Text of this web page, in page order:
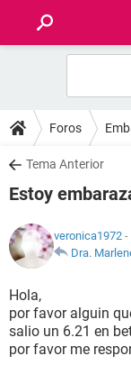
FOROS
SALUD
FAMILIA
NUTRICIÓN
BIENESTAR
SEXUALIDAD
Foros
Tema Anterior
Estoy
veronica1972 -
Dra.
Hola,
por favor alguin
salio un 6.21 en
por favor me